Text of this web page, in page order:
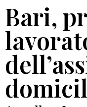
Bari,